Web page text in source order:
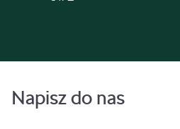
Napisz do nas